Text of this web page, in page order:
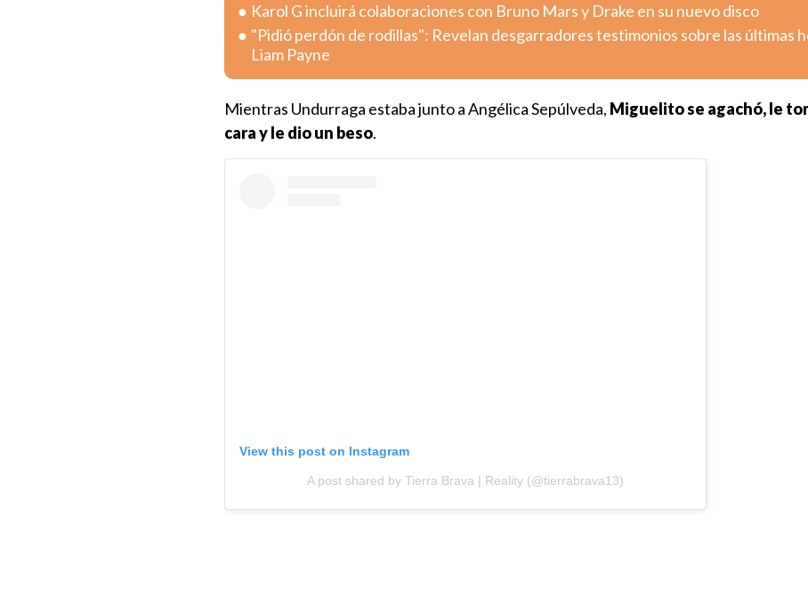
Karol G incluirá colaboraciones con Bruno Mars y Drake en su nuevo disco
"Pidió perdón de rodillas": Revelan desgarradores testimonios sobre las últimas
Liam Payne
Mientras Undurraga estaba junto a Angélica Sepúlveda, Miguelito se agachó, le
cara y le dio un beso.
View this post on Instagram
A post shared by Tierra Brava | Reality (@tierrabrava13)